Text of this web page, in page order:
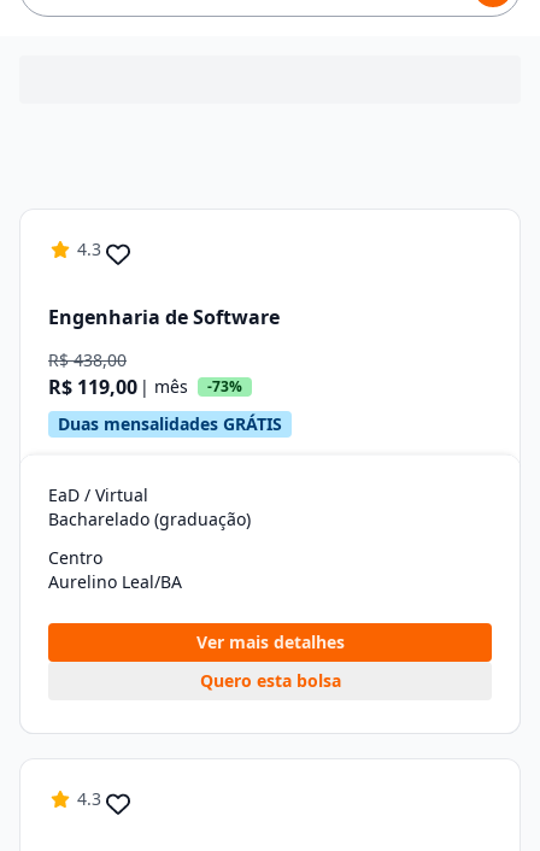
4.3
Engenharia de Software
R$ 438,00
R$ 119,00 | mês -73%
Duas mensalidades GRÁTIS
EaD / Virtual
Bacharelado (graduação)
Centro
Aurelino Leal/BA
Ver mais detalhes
Quero esta bolsa
4.3